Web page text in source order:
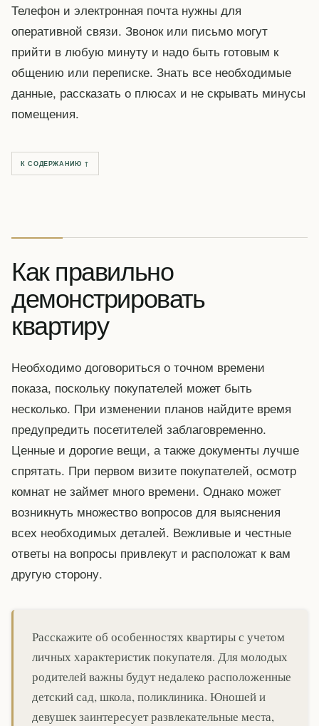
Телефон и электронная почта нужны для
оперативной связи. Звонок или письмо могут
прийти в любую минуту и надо быть готовым к
общению или переписке. Знать все необходимые
данные, рассказать о плюсах и не скрывать минусы
помещения.
К СОДЕРЖАНИЮ ↑
Как правильно
демонстрировать
квартиру
Необходимо договориться о точном времени
показа, поскольку покупателей может быть
несколько. При изменении планов найдите время
предупредить посетителей заблаговременно.
Ценные и дорогие вещи, а также документы лучше
спрятать. При первом визите покупателей, осмотр
комнат не займет много времени. Однако может
возникнуть множество вопросов для выяснения
всех необходимых деталей. Вежливые и честные
ответы на вопросы привлекут и расположат к вам
другую сторону.
Расскажите об особенностях квартиры с учетом
личных характеристик покупателя. Для молодых
родителей важны будут недалеко расположенные
детский сад, школа, поликлиника. Юношей и
девушек заинтересует развлекательные места,